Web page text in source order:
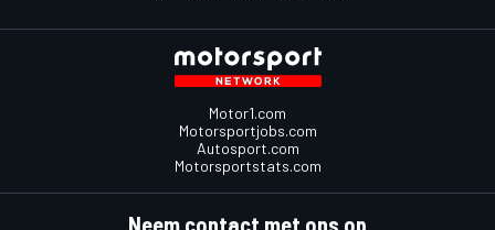
Motor1.com
Motorsportjobs.com
Autosport.com
Motorsportstats.com